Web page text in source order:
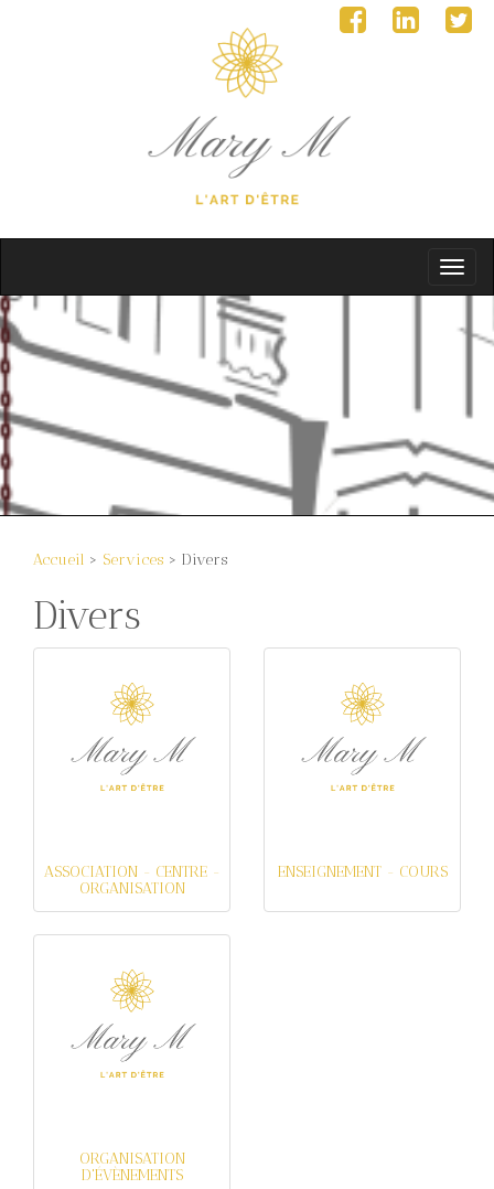
Accueil > Services > Divers
Divers
ASSOCIATION - CENTRE -
ORGANISATION
ENSEIGNEMENT - COURS
ORGANISATION
D'ÉVÈNEMENTS